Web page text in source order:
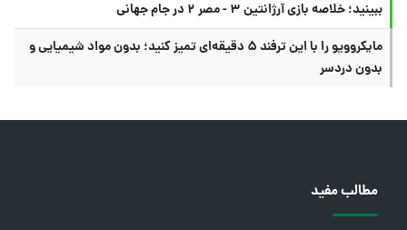
ببینید؛ خلاصه بازی آرژانتین ۳ - مصر ۲ در جام جهانی
مایکروویو را با این ترفند ۵ دقیقه‌ای تمیز کنید؛ بدون مواد شیمیایی و
بدون دردسر
مطالب مفید